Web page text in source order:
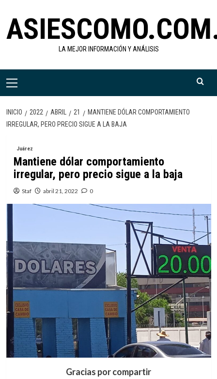
contenido
LA MEJOR INFORMACIÓN Y ANÁLISIS
Menú
INICIO 2022 ABRIL 21
MANTIENE DÓLAR COMPORTAMIENTO
IRREGULAR, PERO PRECIO SIGUE A LA BAJA
Juárez
Mantiene dólar comportamiento
irregular, pero precio sigue a la baja
Staf abril 21, 2022 0
Gracias por compartir